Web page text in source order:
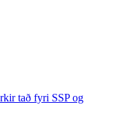
tað fyri SSP og